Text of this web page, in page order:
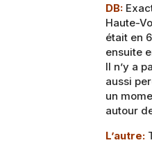
DB:
Haute-
était en 6
ensuite
Il n’y a
aussi
un
autour
L’autre: